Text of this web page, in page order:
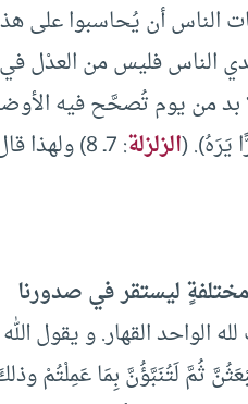
الناس أن يُحاسبوا على
الناس فليس من العدْل في
بد من يوم تُصحَّح فيه
يَرَهُ). (الزلزلة
: 7ـ 8) ولهذا
ليستقر في صدورنا
الواحد القهار. و يقول الله
ثُمَّ لَتُنَبَّؤُنَّ بِمَا عَمِلْتُمْ